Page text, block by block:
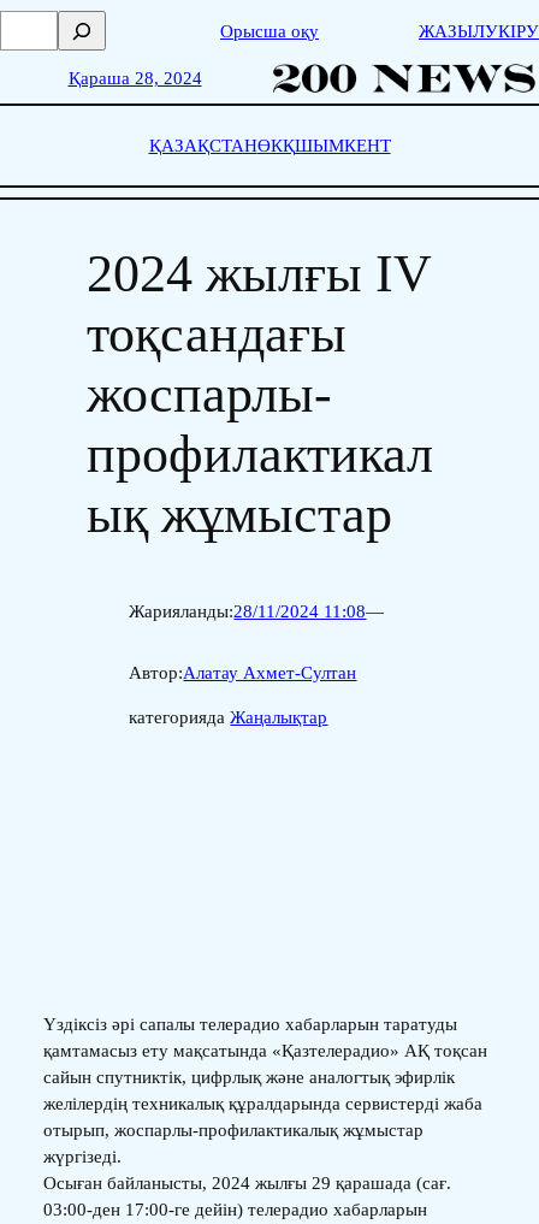
Skip
о
с
Орысша оқу ЖАЗЫЛУКІРУ
Қараша 28, 2024
ҚАЗАҚСТАНӨКҚШЫМКЕНТ
2024 жылғы IV
тоқсандағы
жоспарлы-
профилактикал
ық жұмыстар
Жарияланды:28/11/2024 11:08—
Автор:Алатау Ахмет-Султан
категориядаЖаңалықтар
Үздіксіз әрі сапалы телерадио хабарларын таратуды
қамтамасыз ету мақсатында «Қазтелерадио» АҚ тоқсан
сайын спутниктік, цифрлық және аналогтық эфирлік
желілердің техникалық құралдарында сервистерді жаба
отырып, жоспарлы-профилактикалық жұмыстар
жүргізеді.
Осыған байланысты, 2024 жылғы 29 қарашада (сағ.
03:00-ден 17:00-ге дейін) телерадио хабарларын